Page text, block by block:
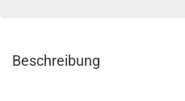
Beschreibung